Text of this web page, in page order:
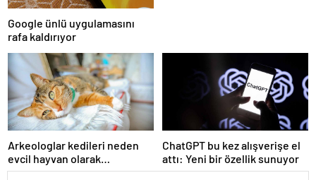
Google ünlü uygulamasını
rafa kaldırıyor
Arkeologlar kedileri neden
evcil hayvan olarak
beslediğimizin sırrını keşfetti
ChatGPT bu kez alışverişe el
attı: Yeni bir özellik sunuyor